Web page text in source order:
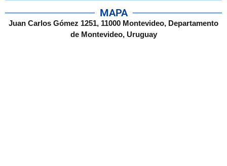
MAPA
Juan Carlos Gómez 1251, 11000 Montevideo, Departamento
de Montevideo, Uruguay